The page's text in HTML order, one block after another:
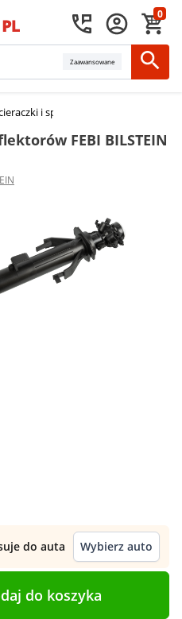
0
Zaawansowane
i spryskiwacze
FEBI BILSTEIN
do auta
Wybierz auto
do koszyka